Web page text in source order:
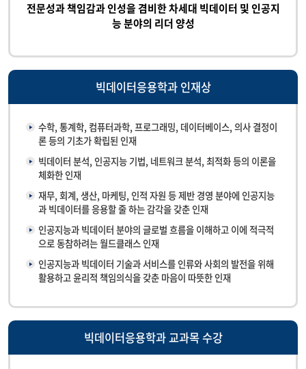
전문성과 책임감과 인성을 겸비한 차세대 빅데이터 및 인공지
능 분야의 리더 양성
빅데이터응용학과 인재상
수학, 통계학, 컴퓨터과학, 프로그래밍, 데이터베이스, 의사 결정이
론 등의 기초가 확립된 인재
빅데이터 분석, 인공지능 기법, 네트워크 분석, 최적화 등의 이론을
체화한 인재
재무, 회계, 생산, 마케팅, 인적 자원 등 제반 경영 분야에 인공지능
과 빅데이터를 응용할 줄 하는 감각을 갖춘 인재
인공지능과 빅데이터 분야의 글로벌 흐름을 이해하고 이에 적극적
으로 동참하려는 월드클래스 인재
인공지능과 빅데이터 기술과 서비스를 인류와 사회의 발전을 위해
활용하고 윤리적 책임의식을 갖춘 마음이 따뜻한 인재
빅데이터응용학과 교과목 수강